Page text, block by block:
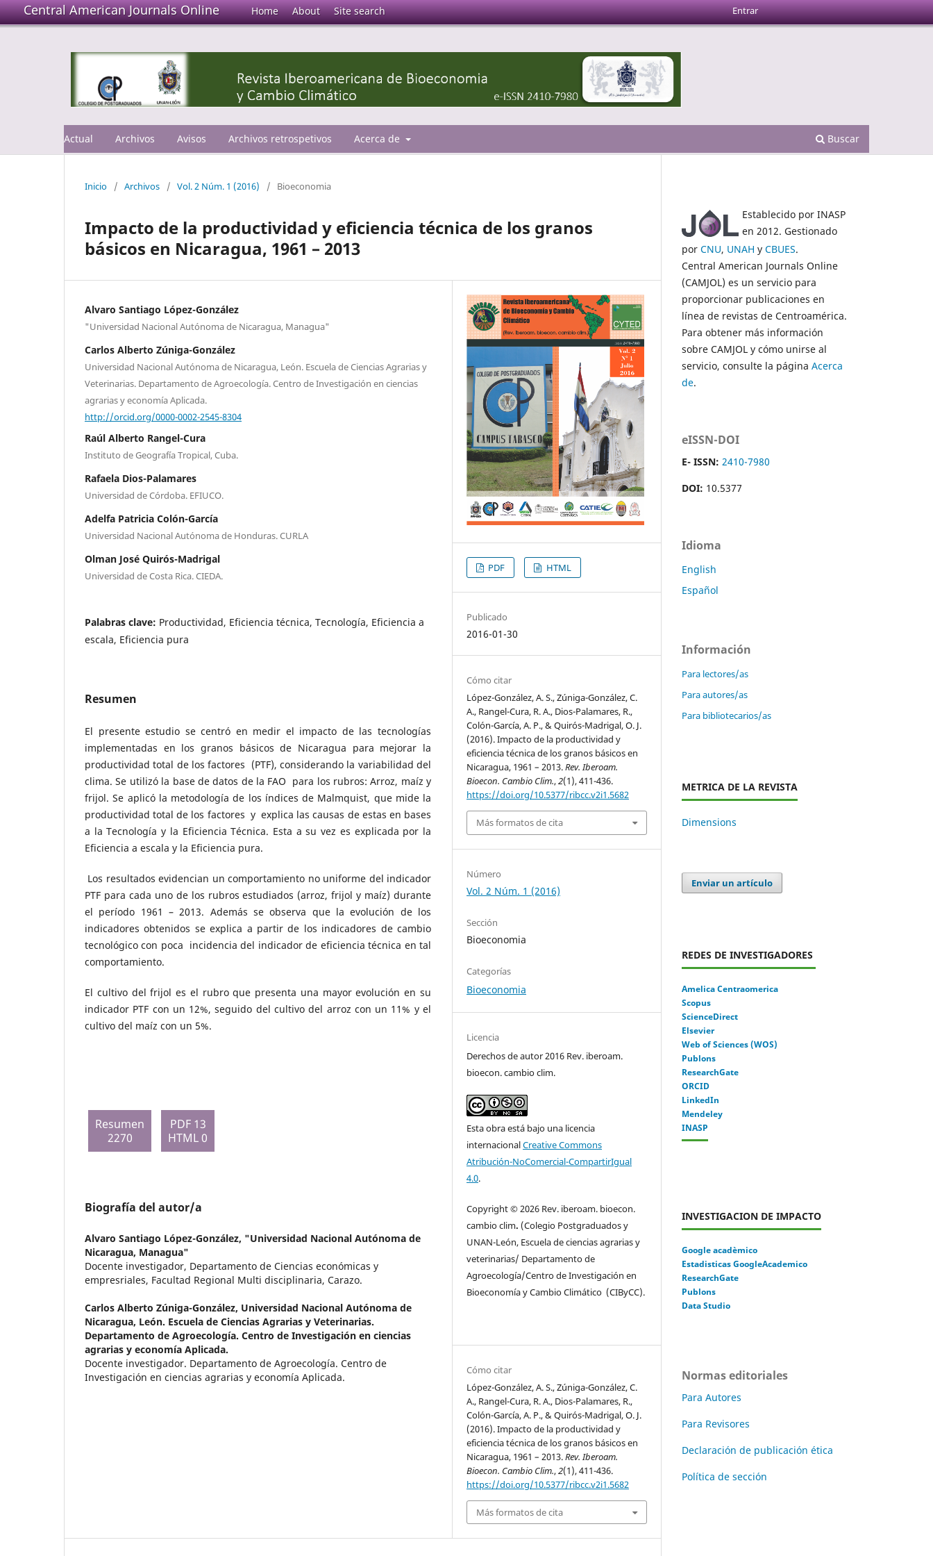
Central American Journals Online Home About Site search
Actual Archivos Avisos Archivos retrospetivos Acerca de Buscar
Entrar
Inicio / Archivos / Vol. 2 Núm. 1 (2016) / Bioeconomia
Impacto de la productividad y eficiencia técnica de los granos
básicos en Nicaragua, 1961 – 2013
Alvaro Santiago López-González
"Universidad Nacional Autónoma de Nicaragua, Managua"
Carlos Alberto Zúniga-González
Universidad Nacional Autónoma de Nicaragua, León. Escuela de Ciencias Agrarias y
Veterinarias. Departamento de Agroecología. Centro de Investigación en ciencias
agrarias y economía Aplicada.
http://orcid.org/0000-0002-2545-8304
Raúl Alberto Rangel-Cura
Instituto de Geografía Tropical, Cuba.
Rafaela Dios-Palamares
Universidad de Córdoba. EFIUCO.
Adelfa Patricia Colón-García
Universidad Nacional Autónoma de Honduras. CURLA
Olman José Quirós-Madrigal
Universidad de Costa Rica. CIEDA.
Palabras clave: Productividad, Eficiencia técnica, Tecnología, Eficiencia a
escala, Eficiencia pura
Resumen
El presente estudio se centró en medir el impacto de las tecnologías
implementadas en los granos básicos de Nicaragua para mejorar la
productividad total de los factores (PTF), considerando la variabilidad del
clima. Se utilizó la base de datos de la FAO para los rubros: Arroz, maíz y
frijol. Se aplicó la metodología de los índices de Malmquist, que mide la
productividad total de los factores y explica las causas de estas en bases
a la Tecnología y la Eficiencia Técnica. Esta a su vez es explicada por la
Eficiencia a escala y la Eficiencia pura.
Los resultados evidencian un comportamiento no uniforme del indicador
PTF para cada uno de los rubros estudiados (arroz, frijol y maíz) durante
el período 1961 – 2013. Además se observa que la evolución de los
indicadores obtenidos se explica a partir de los indicadores de cambio
tecnológico con poca incidencia del indicador de eficiencia técnica en tal
comportamiento.
El cultivo del frijol es el rubro que presenta una mayor evolución en su
indicador PTF con un 12%, seguido del cultivo del arroz con un 11% y el
cultivo del maíz con un 5%.
Resumen
2270
PDF 13
HTML 0
Biografía del autor/a
Alvaro Santiago López-González, "Universidad Nacional Autónoma de
Nicaragua, Managua"
Docente investigador, Departamento de Ciencias económicas y
empresriales, Facultad Regional Multi disciplinaria, Carazo.
Carlos Alberto Zúniga-González, Universidad Nacional Autónoma de
Nicaragua, León. Escuela de Ciencias Agrarias y Veterinarias.
Departamento de Agroecología. Centro de Investigación en ciencias
agrarias y economía Aplicada.
Docente investigador. Departamento de Agroecología. Centro de
Investigación en ciencias agrarias y economía Aplicada.
PDF HTML
Publicado
2016-01-30
Cómo citar
López-González, A. S., Zúniga-González, C.
A., Rangel-Cura, R. A., Dios-Palamares, R.,
Colón-García, A. P., & Quirós-Madrigal, O. J.
(2016). Impacto de la productividad y
eficiencia técnica de los granos básicos en
Nicaragua, 1961 – 2013.Rev. Iberoam.
Bioecon. Cambio Clim.,2(1), 411-436.
https://doi.org/10.5377/ribcc.v2i1.5682
Más formatos de cita
Número
Vol. 2 Núm. 1 (2016)
Sección
Bioeconomia
Categorías
Bioeconomia
Licencia
Derechos de autor 2016 Rev. iberoam.
bioecon. cambio clim.
Esta obra está bajo una licencia
internacionalCreative Commons
Atribución-NoComercial-CompartirIgual
4.0.
Copyright © 2026 Rev. iberoam. bioecon.
cambio clim. (Colegio Postgraduados y
UNAN-León, Escuela de ciencias agrarias y
veterinarias/ Departamento de
Agroecología/Centro de Investigación en
Bioeconomía y Cambio Climático (CIByCC).
Cómo citar
López-González, A. S., Zúniga-González, C.
A., Rangel-Cura, R. A., Dios-Palamares, R.,
Colón-García, A. P., & Quirós-Madrigal, O. J.
(2016). Impacto de la productividad y
eficiencia técnica de los granos básicos en
Nicaragua, 1961 – 2013.Rev. Iberoam.
Bioecon. Cambio Clim.,2(1), 411-436.
https://doi.org/10.5377/ribcc.v2i1.5682
Más formatos de cita
Establecido por INASP
en 2012. Gestionado
por CNU, UNAH y CBUES.
Central American Journals Online
(CAMJOL) es un servicio para
proporcionar publicaciones en
línea de revistas de Centroamérica.
Para obtener más información
sobre CAMJOL y cómo unirse al
servicio, consulte la página Acerca
de.
eISSN-DOI
E- ISSN: 2410-7980
DOI: 10.5377
Idioma
English
Español
Información
Para lectores/as
Para autores/as
Para bibliotecarios/as
METRICA DE LA REVISTA
Dimensions
Enviar un artículo
REDES DE INVESTIGADORES
Amelica Centraomerica
Scopus
ScienceDirect
Elsevier
Web of Sciences (WOS)
Publons
ResearchGate
ORCID
LinkedIn
Mendeley
INASP
INVESTIGACION DE IMPACTO
Google acadèmico
Estadisticas GoogleAcademico
ResearchGate
Publons
Data Studio
Normas editoriales
Para Autores
Para Revisores
Declaración de publicación ética
Política de sección